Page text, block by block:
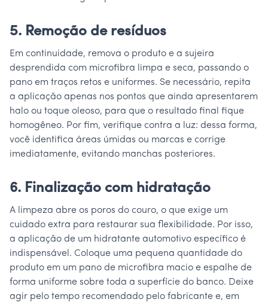
5. Remoção de resíduos
Em continuidade, remova o produto e a sujeira
desprendida com microfibra limpa e seca, passando o
pano em traços retos e uniformes. Se necessário, repita
a aplicação apenas nos pontos que ainda apresentarem
halo ou toque oleoso, para que o resultado final fique
homogêneo. Por fim, verifique contra a luz: dessa forma,
você identifica áreas úmidas ou marcas e corrige
imediatamente, evitando manchas posteriores.
6. Finalização com hidratação
A limpeza abre os poros do couro, o que exige um
cuidado extra para restaurar sua flexibilidade. Por isso,
a aplicação de um hidratante automotivo específico é
indispensável. Coloque uma pequena quantidade do
produto em um pano de microfibra macio e espalhe de
forma uniforme sobre toda a superfície do banco. Deixe
agir pelo tempo recomendado pelo fabricante e, em